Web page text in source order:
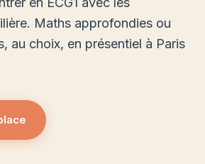
Maths approfondies ou
au choix, en présentiel à Paris